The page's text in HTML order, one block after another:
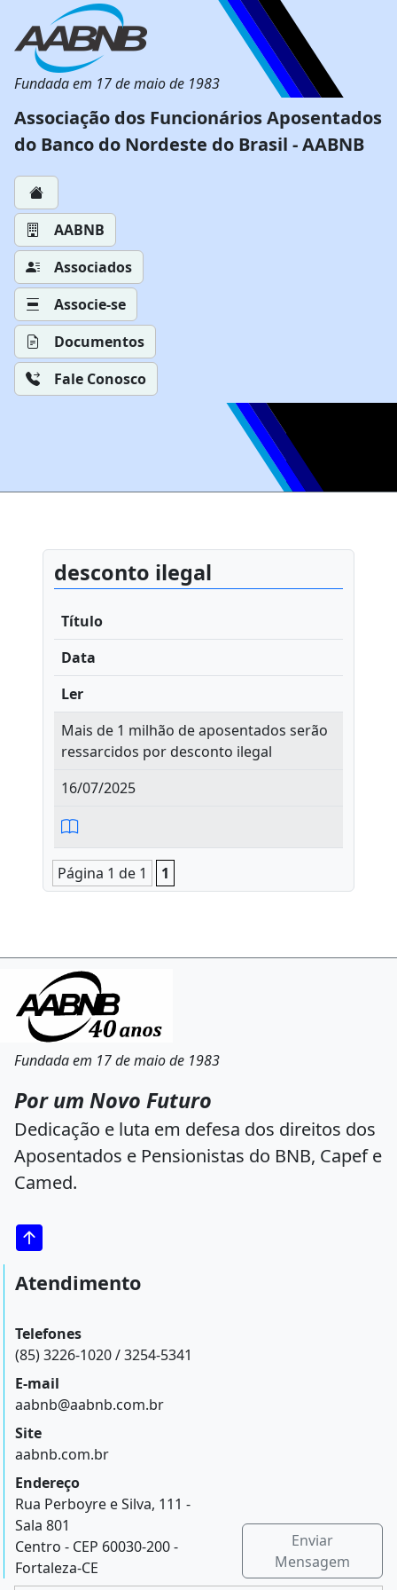
Fundada em 17 de maio de 1983
Associação dos Funcionários Aposentados
do Banco do Nordeste do Brasil - AABNB
AABNB
Associados
Associe-se
Documentos
Fale Conosco
desconto ilegal
Título
Data
Ler
Mais de 1 milhão de aposentados serão
ressarcidos por desconto ilegal
16/07/2025
Página 1 de 1 1
Fundada em 17 de maio de 1983
Por um Novo Futuro
Dedicação e luta em defesa dos direitos dos
Aposentados e Pensionistas do BNB, Capef e
Camed.
Atendimento
Telefones
(85) 3226-1020 / 3254-5341
E-mail
aabnb@aabnb.com.br
Site
aabnb.com.br
Endereço
Rua Perboyre e Silva, 111 -
Sala 801
Centro - CEP 60030-200 -
Fortaleza-CE
Enviar
Mensagem